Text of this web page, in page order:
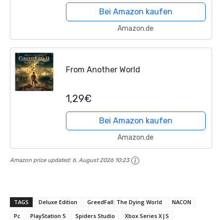
Bei Amazon kaufen
Amazon.de
From Another World
1,29€
Bei Amazon kaufen
Amazon.de
Amazon price updated: 6. August 2026 10:23
TAGS Deluxe Edition GreedFall: The Dying World
NACON
Pc
PlayStation 5 Spiders Studio Xbox Series X|S